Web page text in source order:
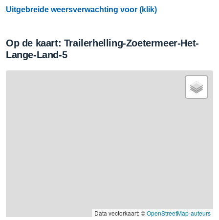
Uitgebreide weersverwachting voor (klik)
Op de kaart: Trailerhelling-Zoetermeer-Het-
Lange-Land-5
Data vectorkaart: ©OpenStreetMap-auteurs